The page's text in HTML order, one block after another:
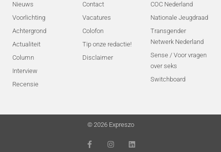
Nieuws
Voorlichting
Achtergrond
Actualiteit
Column
Interview
Recensie
Contact
Vacatures
Colofon
Tip onze redactie!
Disclaimer
COC Nederland
Nationale Jeugdraad
Transgender
Netwerk Nederland
Sense / Voor vragen
over seks
Switchboard
© 2026 Expreszo
F I L